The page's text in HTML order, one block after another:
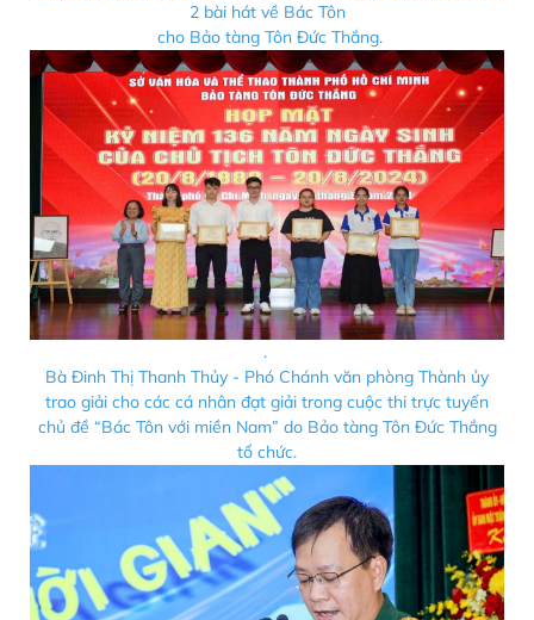
2 bài hát về Bác Tôn
cho Bảo tàng Tôn Đức Thắng.
.
Bà Đinh Thị Thanh Thủy - Phó Chánh văn phòng Thành ủy
trao giải cho các cá nhân đạt giải trong cuộc thi trực tuyến
chủ đề “Bác Tôn với miền Nam” do Bảo tàng Tôn Đức Thắng
tổ chức.